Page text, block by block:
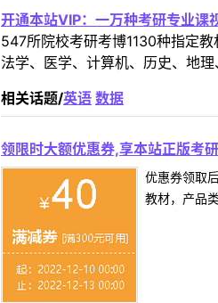
开通本站VIP：一万种考研专业课
547所院校考研考博1130种指定
法学、医学、计算机、历史、地
相关话题/英语 数据
领限时大额优惠券,享本站正版考
优惠券领取
教材，产品